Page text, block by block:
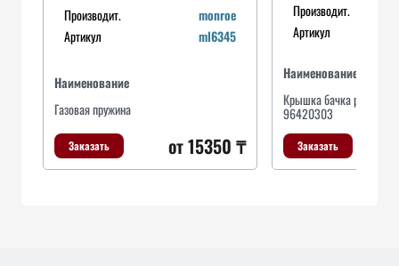
Производит.
monroe
Артикул
ml6345
Наименование
Газовая пружина
Заказать от 15350 ₸
Производит.
Артикул
Наименование
Крышка бачка
96420303
Заказать